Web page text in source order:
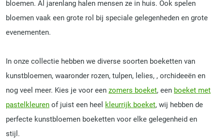
bloemen. Al jarenlang halen mensen ze in huis. Ook spelen
bloemen vaak een grote rol bij speciale gelegenheden en grote
evenementen.
In onze collectie hebben we diverse soorten boeketten van
kunstbloemen, waaronder rozen, tulpen, lelies, , orchideeën en
nog veel meer. Kies je voor een zomers boeket, een boeket met
pastelkleuren of juist een heel kleurrijk boeket, wij hebben de
perfecte kunstbloemen boeketten voor elke gelegenheid en
stijl.